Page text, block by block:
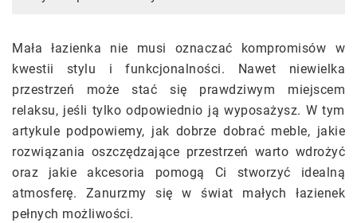
Mała łazienka nie musi oznaczać kompromisów w
kwestii stylu i funkcjonalności. Nawet niewielka
przestrzeń może stać się prawdziwym miejscem
relaksu, jeśli tylko odpowiednio ją wyposażysz. W tym
artykule podpowiemy, jak dobrze dobrać meble, jakie
rozwiązania oszczędzające przestrzeń warto wdrożyć
oraz jakie akcesoria pomogą Ci stworzyć idealną
atmosferę. Zanurzmy się w świat małych łazienek
pełnych możliwości.